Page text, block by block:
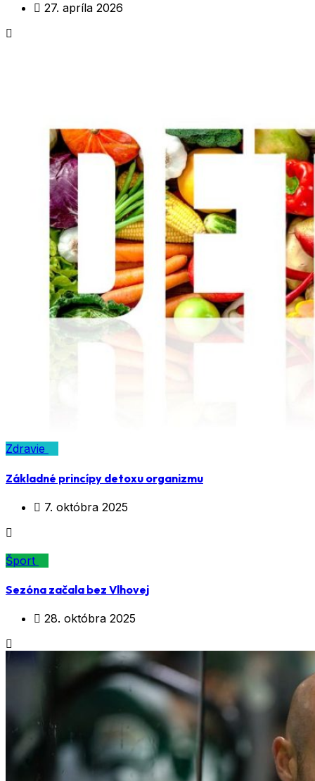
27. apríla 2026
Zdravie
Základné princípy detoxu organizmu
7. októbra 2025
Šport
Sezóna začala bez Vlhovej
28. októbra 2025